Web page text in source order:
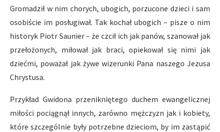
Gromadził w nim chorych, ubogich, porzucone dzieci i sam
osobiście im posługiwał. Tak kochał ubogich – pisze o nim
historyk Piotr Saunier – że czcił ich jak panów, szanował jak
przełożonych, miłował jak braci, opiekował się nimi jak
dziećmi, poważał jak żywe wizerunki Pana naszego Jezusa
Chrystusa.
Przykład Gwidona przenikniętego duchem ewangelicznej
miłości pociągnął innych, zarówno mężczyzn jak i kobiety,
które szczególnie były potrzebne dzieciom, by im zastąpić